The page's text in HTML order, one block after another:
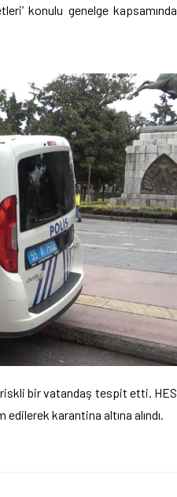
konulu genelge kapsamında
riskli bir vatandaş tespit etti. HES
karantina altına alındı.